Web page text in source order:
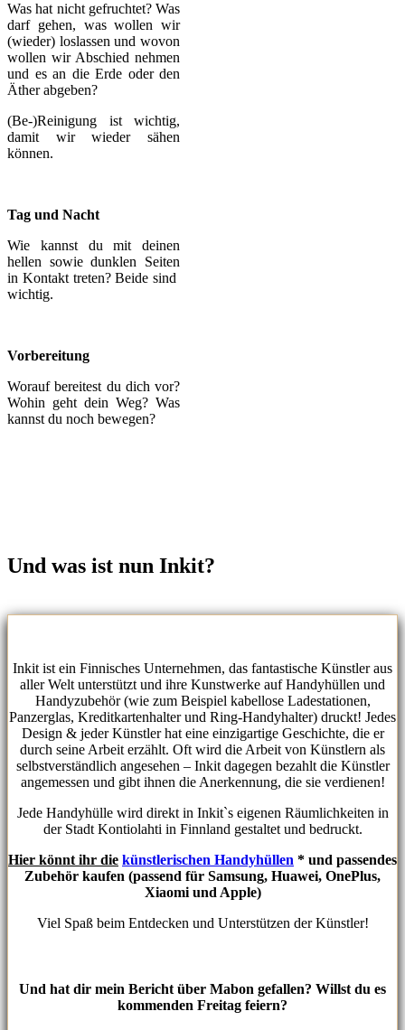
Was hat nicht gefruchtet? Was
darf gehen, was wollen wir
(wieder) loslassen und wovon
wollen wir Abschied nehmen
und es an die Erde oder den
Äther abgeben?
(Be-)Reinigung ist wichtig,
damit wir wieder sähen
können.
Tag und Nacht
Wie kannst du mit deinen
hellen sowie dunklen Seiten
in Kontakt treten? Beide sind
wichtig.
Vorbereitung
Worauf bereitest du dich vor?
Wohin geht dein Weg? Was
kannst du noch bewegen?
Und was ist nun Inkit?
Inkit ist ein Finnisches Unternehmen, das fantastische Künstler aus
aller Welt unterstützt und ihre Kunstwerke auf Handyhüllen und
Handyzubehör (wie zum Beispiel kabellose Ladestationen,
Panzerglas, Kreditkartenhalter und Ring-Handyhalter) druckt! Jedes
Design & jeder Künstler hat eine einzigartige Geschichte, die er
durch seine Arbeit erzählt. Oft wird die Arbeit von Künstlern als
selbstverständlich angesehen – Inkit dagegen bezahlt die Künstler
angemessen und gibt ihnen die Anerkennung, die sie verdienen!
Jede Handyhülle wird direkt in Inkit`s eigenen Räumlichkeiten in
der Stadt Kontiolahti in Finnland gestaltet und bedruckt.
Hier könnt ihr die künstlerischen Handyhüllen * und passendes
Zubehör kaufen (passend für Samsung, Huawei, OnePlus,
Xiaomi und Apple)
Viel Spaß beim Entdecken und Unterstützen der Künstler!
Und hat dir mein Bericht über Mabon gefallen? Willst du es
kommenden Freitag feiern?